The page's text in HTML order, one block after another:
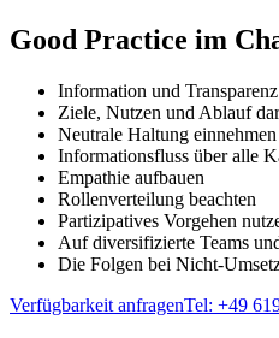
Good Practice im
Information und Transparenz
Ziele, Nutzen und Ablauf
Neutrale Haltung einnehmen
Informationsfluss über alle
Empathie aufbauen
Rollenverteilung beachten
Partizipatives Vorgehen
Auf diversifizierte Teams
Die Folgen bei Nicht-
Verfügbarkeit anfragenTel: +49